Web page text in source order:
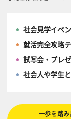
社会見学イベ
就活完全攻略
試写会・プレ
社会人や学生
一歩を踏み